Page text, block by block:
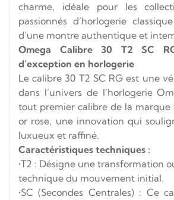
charme, idéale pour les
passionnés d’horlogerie
d’une montre authentique et
Omega Calibre 30 T2 SC
d’exception en horlogerie
Le calibre 30 T2 SC RG est une
dans l’univers de l’horlogerie
tout premier calibre de la marque
or rose, une innovation qui
luxueux et raffiné.
Caractéristiques techniques :
•T2 : Désigne une transformation
technique du mouvement initial.
•SC (Secondes Centrales) : Ce